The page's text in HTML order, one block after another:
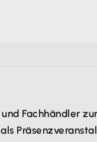
Fachhändler